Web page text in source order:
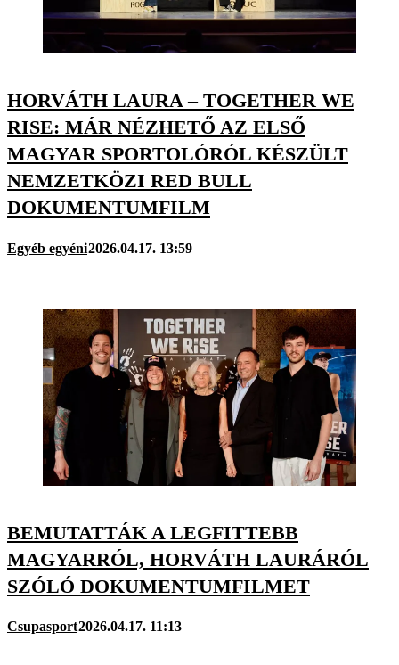
HORVÁTH LAURA – TOGETHER WE
RISE: MÁR NÉZHETŐ AZ ELSŐ
MAGYAR SPORTOLÓRÓL KÉSZÜLT
NEMZETKÖZI RED BULL
DOKUMENTUMFILM
Egyéb egyéni2026.04.17. 13:59
BEMUTATTÁK A LEGFITTEBB
MAGYARRÓL, HORVÁTH LAURÁRÓL
SZÓLÓ DOKUMENTUMFILMET
Csupasport2026.04.17. 11:13